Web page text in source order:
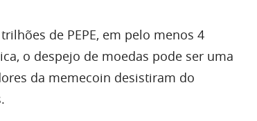
de PEPE, em pelo menos 4
o despejo de moedas pode ser uma
da memecoin desistiram do